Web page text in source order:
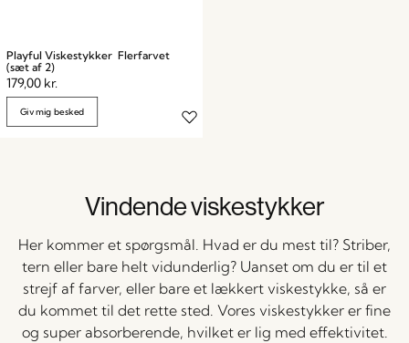
Playful Viskestykker Flerfarvet
(sæt af 2)
179,00 kr.
Giv mig besked
Vindende viskestykker
Her kommer et spørgsmål. Hvad er du mest til? Striber,
tern eller bare helt vidunderlig? Uanset om du er til et
strejf af farver, eller bare et lækkert viskestykke, så er
du kommet til det rette sted. Vores viskestykker er fine
og super absorberende, hvilket er lig med effektivitet.